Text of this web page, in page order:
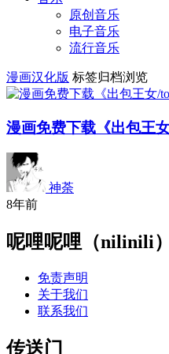
原创音乐
电子音乐
流行音乐
漫画汉化版 标签归档浏览
漫画免费下载《出包王
神荼
8年前
呢哩呢哩（nilinili）
免责声明
关于我们
联系我们
传送门